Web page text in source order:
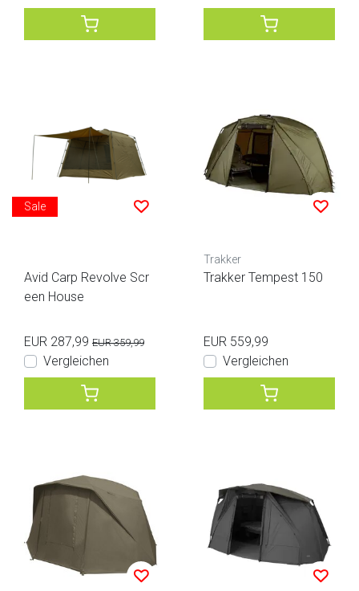
Sale
Avid Carp Revolve Scr
een House
EUR 287,99 EUR 359,99
Vergleichen
Trakker
Trakker Tempest 150
EUR 559,99
Vergleichen